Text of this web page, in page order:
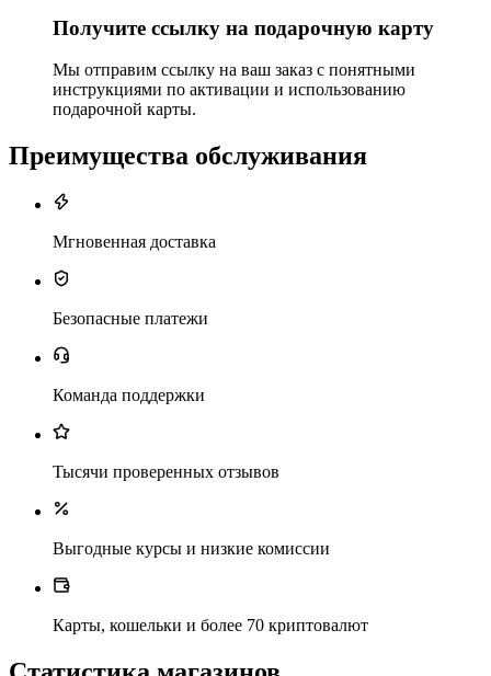
Получите ссылку на подарочную карту
Мы отправим ссылку на ваш заказ с понятными
инструкциями по активации и использованию
подарочной карты.
Преимущества обслуживания
Мгновенная доставка
Безопасные платежи
Команда поддержки
Тысячи проверенных отзывов
Выгодные курсы и низкие комиссии
Карты, кошельки и более 70 криптовалют